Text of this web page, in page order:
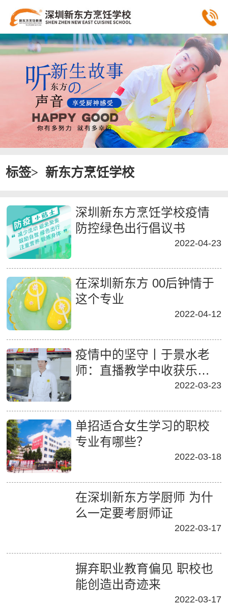
标签> 新东方烹饪学校
深圳新东方烹饪学校疫情
防控绿色出行倡议书
2022-04-23
在深圳新东方 00后钟情于
这个专业
2022-04-12
疫情中的坚守丨于景水老
师：直播教学中收获乐趣
师生互动中传递温暖2022-03-23
单招适合女生学习的职校
专业有哪些？
2022-03-18
在深圳新东方学厨师 为什
么一定要考厨师证
2022-03-17
摒弃职业教育偏见 职校也
能创造出奇迹来
2022-03-17